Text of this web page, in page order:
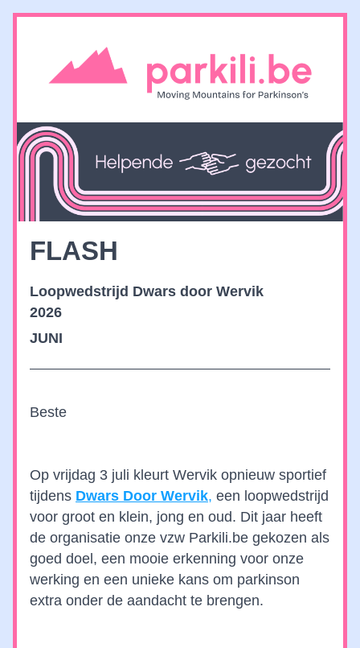
FLASH
Loopwedstrijd Dwars door Wervik
2026
JUNI
Beste
Op vrijdag 3 juli kleurt Wervik opnieuw sportief
tijdens Dwars Door Wervik, een loopwedstrijd
voor groot en klein, jong en oud. Dit jaar heeft
de organisatie onze vzw Parkili.be gekozen als
goed doel, een mooie erkenning voor onze
werking en een unieke kans om parkinson
extra onder de aandacht te brengen.